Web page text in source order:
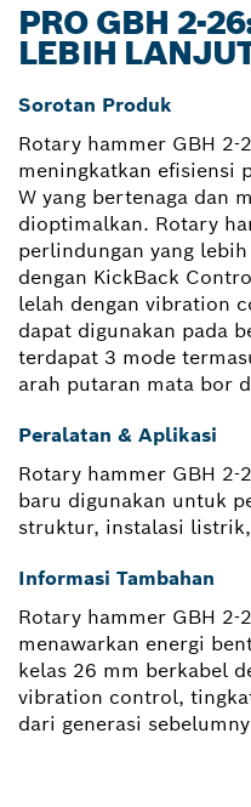
PRO GBH 2-
LEBIH
Sorotan Produk
Rotary hammer GBH 2-
meningkatkan efisiensi
W yang bertenaga dan
dioptimalkan. Rotary
perlindungan yang
dengan KickBack
lelah dengan vibration
dapat digunakan pada
terdapat 3 mode
arah putaran mata bor
Peralatan & Aplikasi
Rotary hammer GBH 2-
baru digunakan untuk
struktur, instalasi
Informasi Tambahan
Rotary hammer GBH 2-
menawarkan energi
kelas 26 mm berkabel
vibration control,
dari generasi